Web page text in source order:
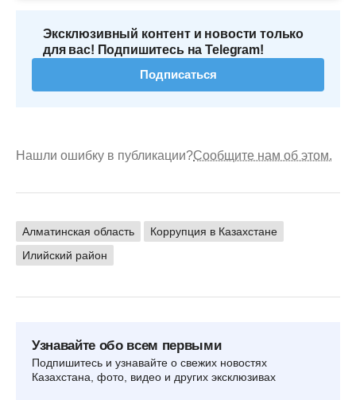
Эксклюзивный контент и новости только
для вас! Подпишитесь на Telegram!
Подписаться
Нашли ошибку в публикации?Сообщите нам об этом.
Алматинская область
Коррупция в Казахстане
Илийский район
Узнавайте обо всем первыми
Подпишитесь и узнавайте о свежих новостях
Казахстана, фото, видео и других эксклюзивах